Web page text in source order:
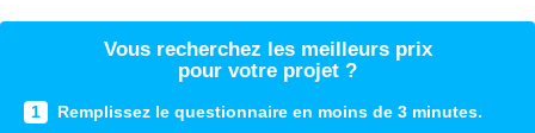
Vous recherchez les meilleurs prix
pour votre projet ?
1 Remplissez le questionnaire en moins de 3 minutes.